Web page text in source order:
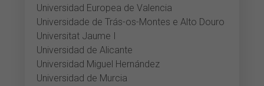
Universidad Europea de Valencia
Universidade de Trás-os-Montes e Alto Douro
Universitat Jaume I
Universidad de Alicante
Universidad Miguel Hernández
Universidad de Murcia